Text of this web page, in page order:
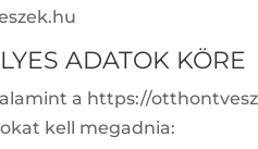
ADATOK KÖRE
a https://
kell megadnia: